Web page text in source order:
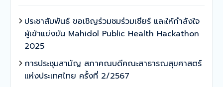
ประชาสัมพันธ์ ขอเชิญร่วมชมร่วมเชียร์ และให้กำลังใจ
ผู้เข้าแข่งขัน Mahidol Public Health Hackathon
2025
การประชุมสามัญ สภาคณบดีคณะสาธารณสุขศาสตร์
แห่งประเทศไทย ครั้งที่ 2/2567